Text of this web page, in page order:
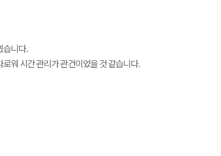
습니다.
워 시간 관리가 관건이었을 것 같습니다.